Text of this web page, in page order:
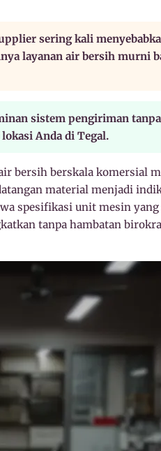
sering kali
layanan air bersih murni
sistem pengiriman
Anda di Tegal.
bersih berskala komersial
material menjadi
spesifikasi unit mesin
tanpa hambatan